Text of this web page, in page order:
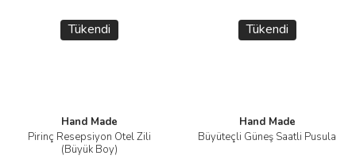
Tükendi
Hand Made
Pirinç Resepsiyon Otel Zili
(Büyük Boy)
Tükendi
Hand Made
Büyüteçli Güneş Saatli Pusula